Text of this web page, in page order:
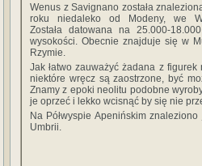
Wenus z Savignano została
roku niedaleko od Modeny, we
Została datowana na 25.000-
wysokości. Obecnie znajduje się w
Rzymie.
Jak łatwo zauważyć żadana z
niektóre wręcz są zaostrzone, być
Znamy z epoki neolitu podobne
je oprzeć i lekko wcisnąć by się nie
Na Półwyspie Apenińskim
Umbrii.